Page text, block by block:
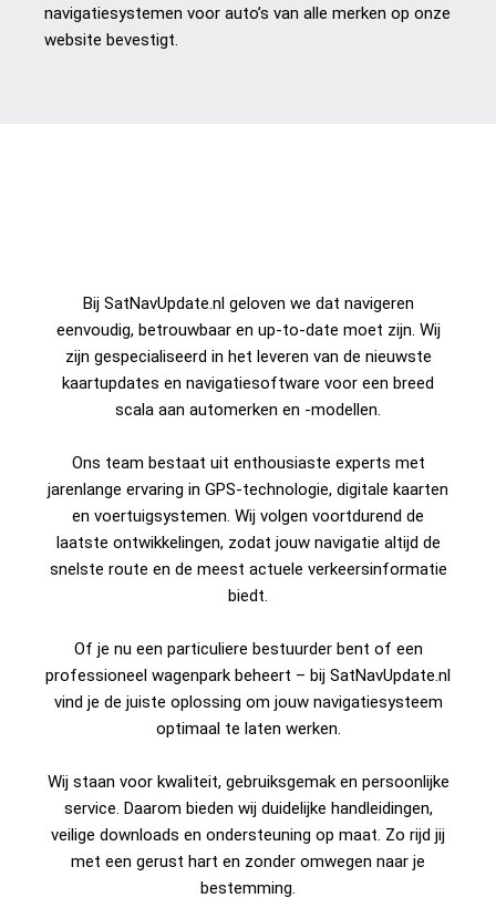
navigatiesystemen voor auto’s van alle merken op onze
website bevestigt.
Bij SatNavUpdate.nl geloven we dat navigeren
eenvoudig, betrouwbaar en up-to-date moet zijn. Wij
zijn gespecialiseerd in het leveren van de nieuwste
kaartupdates en navigatiesoftware voor een breed
scala aan automerken en -modellen.
Ons team bestaat uit enthousiaste experts met
jarenlange ervaring in GPS-technologie, digitale kaarten
en voertuigsystemen. Wij volgen voortdurend de
laatste ontwikkelingen, zodat jouw navigatie altijd de
snelste route en de meest actuele verkeersinformatie
biedt.
Of je nu een particuliere bestuurder bent of een
professioneel wagenpark beheert – bij SatNavUpdate.nl
vind je de juiste oplossing om jouw navigatiesysteem
optimaal te laten werken.
Wij staan voor kwaliteit, gebruiksgemak en persoonlijke
service. Daarom bieden wij duidelijke handleidingen,
veilige downloads en ondersteuning op maat. Zo rijd jij
met een gerust hart en zonder omwegen naar je
bestemming.